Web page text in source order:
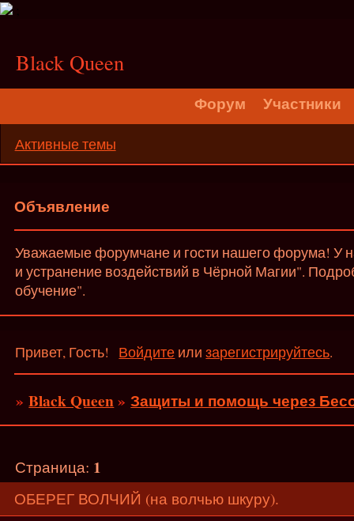
Black Queen
Форум Участники
Активные темы
Объявление
Уважаемые форумчане и гости нашего форума! У
и устранение воздействий в Чёрной Магии".
обучение".
Привет, Гость! Войдите илизарегистрируйтесь.
»Black Queen»Защиты и помощь через
ОБЕРЕГ ВОЛЧИЙ (на волчью шкуру).
Страница: 1